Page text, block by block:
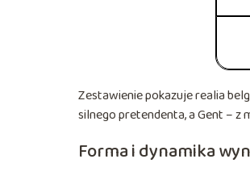
Zestawienie pokazuje realia
silnego pretendenta, a Gent – z
Forma i dynamika